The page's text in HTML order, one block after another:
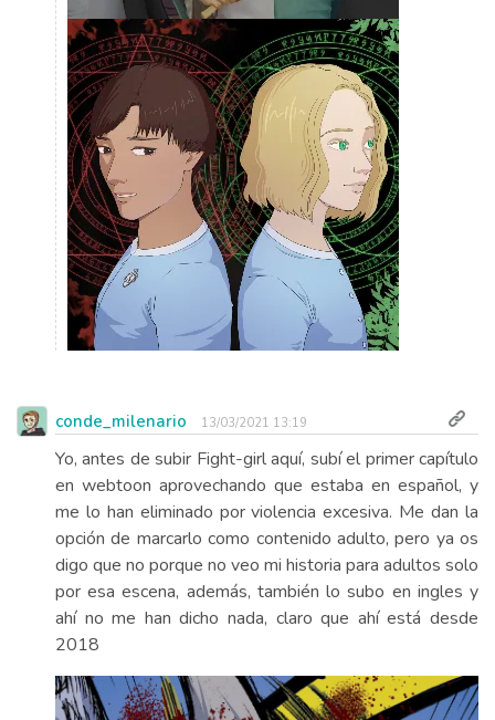
conde_milenario 13/03/2021 13:19
Yo, antes de subir Fight-girl aquí, subí el primer capítulo
en webtoon aprovechando que estaba en español, y
me lo han eliminado por violencia excesiva. Me dan la
opción de marcarlo como contenido adulto, pero ya os
digo que no porque no veo mi historia para adultos solo
por esa escena, además, también lo subo en ingles y
ahí no me han dicho nada, claro que ahí está desde
2018